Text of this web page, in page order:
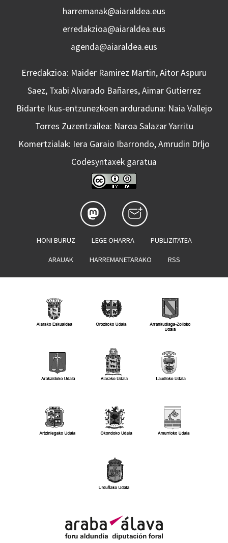
harremanak@aiaraldea.eus
erredakzioa@aiaraldea.eus
agenda@aiaraldea.eus
Erredakzioa: Maider Ramirez Martin, Aitor Aspuru
Saez, Txabi Alvarado Bañares, Aimar Gutierrez
Bidarte Ikus-entzunezkoen arduraduna: Naia Vallejo
Torres Zuzentzailea: Naroa Salazar Yarritu
Komertzialak: Iera Garaio Ibarrondo, Amrudin Drljo
Codesyntaxek garatua
HONI BURUZ LEGE OHARRA PUBLIZITATEA
ARAUAK HARREMANETARAKO RSS